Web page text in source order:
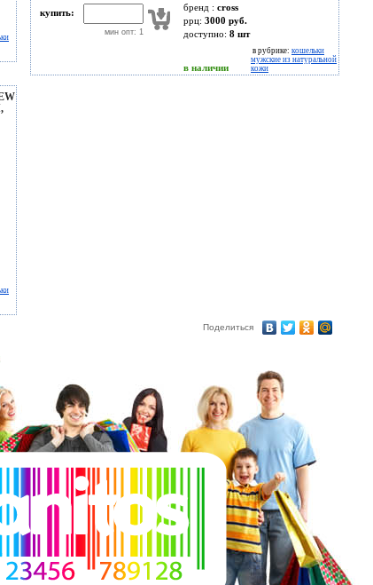
купить:
мин опт: 1
бренд : cross
ррц: 3000 руб.
доступно: 8 шт
в наличии
в рубрике: кошельки
мужские из натуральной
кожи
Поделиться